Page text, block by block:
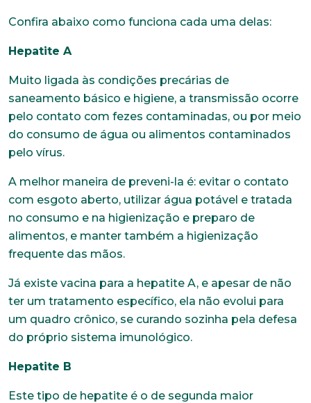
Confira abaixo como funciona cada uma delas:
Hepatite A
Muito ligada às condições precárias de
saneamento básico e higiene, a transmissão ocorre
pelo contato com fezes contaminadas, ou por meio
do consumo de água ou alimentos contaminados
pelo vírus.
A melhor maneira de preveni-la é: evitar o contato
com esgoto aberto, utilizar água potável e tratada
no consumo e na higienização e preparo de
alimentos, e manter também a higienização
frequente das mãos.
Já existe vacina para a hepatite A, e apesar de não
ter um tratamento específico, ela não evolui para
um quadro crônico, se curando sozinha pela defesa
do próprio sistema imunológico.
Hepatite B
Este tipo de hepatite é o de segunda maior